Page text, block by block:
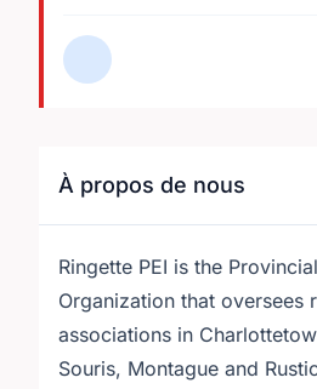
À propos de nous
Ringette PEI is the
Organization that oversees
associations in
Souris, Montague and